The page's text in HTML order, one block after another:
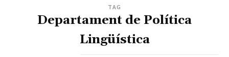
TAG
Departament de Política
Lingüística